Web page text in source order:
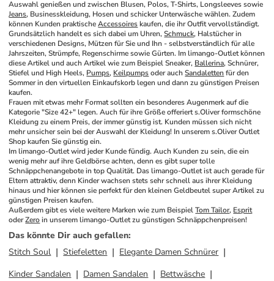
Jeans, Businesskleidung, Hosen und schicker Unterwäsche wählen. Zudem
können Kunden praktische Accessoires kaufen, die ihr Outfit vervollständigt.
Grundsätzlich handelt es sich dabei um Uhren, Schmuck, Halstücher in
verschiedenen Designs, Mützen für Sie und Ihn - selbstverständlich für alle
Jahrszeiten, Strümpfe, Regenschirme sowie Gürten. Im limango-Outlet können
diese Artikel und auch Artikel wie zum Beispiel Sneaker, Ballerina, Schnürer,
Stiefel und High Heels, Pumps, Keilpumps oder auch Sandaletten für den
Sommer in den virtuellen Einkaufskorb legen und dann zu günstigen Preisen
kaufen.
Frauen mit etwas mehr Format sollten ein besonderes Augenmerk auf die
Kategorie "Size 42+" legen. Auch für ihre Größe offeriert s.Oliver formschöne
Kleidung zu einem Preis, der immer günstig ist. Kunden müssen sich nicht
mehr unsicher sein bei der Auswahl der Kleidung! In unserem s.Oliver Outlet
Shop kaufen Sie günstig ein.
Im limango-Outlet wird jeder Kunde fündig. Auch Kunden zu sein, die ein
wenig mehr auf ihre Geldbörse achten, denn es gibt super tolle
Schnäppchenangebote in top Qualität. Das limango-Outlet ist auch gerade für
Eltern attraktiv, denn Kinder wachsen stets sehr schnell aus ihrer Kleidung
hinaus und hier können sie perfekt für den kleinen Geldbeutel super Artikel zu
günstigen Preisen kaufen.
Außerdem gibt es viele weitere Marken wie zum Beispiel Tom Tailor, Esprit
oder Zero in unserem limango-Outlet zu günstigen Schnäppchenpreisen!
Das könnte Dir auch gefallen:
Stitch Soul
Stiefeletten
Elegante Damen Schnürer
Kinder Sandalen
Damen Sandalen
Bettwäsche